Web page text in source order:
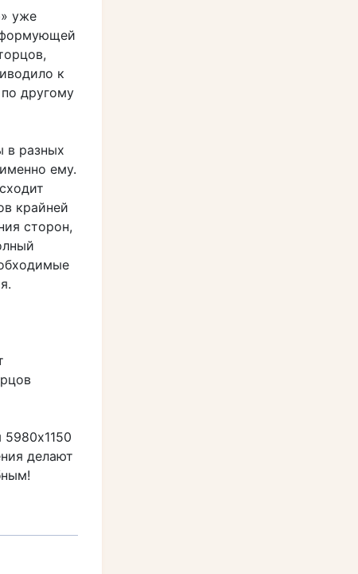
уже
формующей
к
другому
в разных
ему.
крайней
сторон,
делают